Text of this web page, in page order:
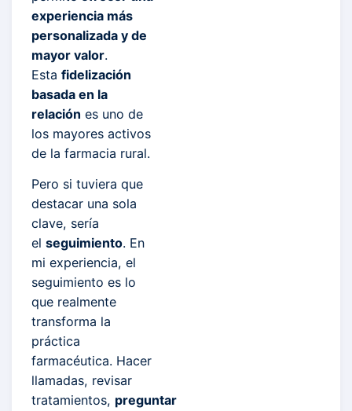
experiencia más
personalizada y de
mayor valor.
Esta fidelización
basada en la
relación es uno de
los mayores activos
de la farmacia rural.
Pero si tuviera que
destacar una sola
clave, sería
el seguimiento. En
mi experiencia, el
seguimiento es lo
que realmente
transforma la
práctica
farmacéutica. Hacer
llamadas, revisar
tratamientos, preguntar